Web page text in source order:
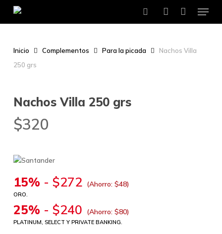
searchaccount
Menu
Inicio Complementos Para la picada
Nachos Villa
250 grs
Nachos Villa 250 grs
$320
15% - $272 (Ahorro: $48)
ORO.
25% - $240 (Ahorro: $80)
PLATINUM, SELECT Y PRIVATE BANKING.